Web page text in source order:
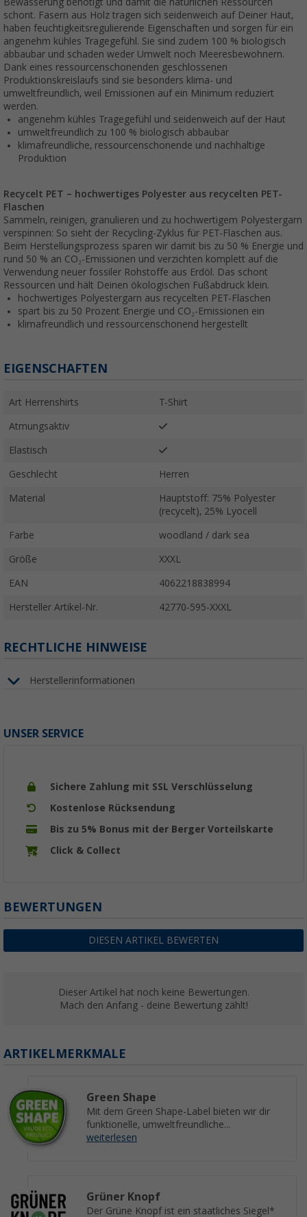
schont. Fasern aus Holz tragen sich seidenweich auf Deiner Haut,
haben feuchtigkeitsregulierende Eigenschaften und sorgen für ein
angenehm kühles Tragegefühl. Sie sind zudem 100 % biologisch
abbaubar und schaden weder Umwelt noch Meeresbewohnern.
Dank eines ressourcenschonenden geschlossenen
Produktionskreislaufs sind sie besonders klima- und
umweltfreundlich, weil Emissionen auf ein Minimum reduziert
werden.
angenehm kühles Tragegefühl und seidenweich auf der Haut
umweltfreundlich zu 100 % biologisch abbaubar
klimafreundliche, ressourcenschonende und nachhaltige
Produktion
Recycelt PET – hochwertiges Polyester aus recycelten PET-
Flaschen
Sammeln, reinigen, granulieren und zu hochwertigem Polyestergarn
verspinnen: So sieht der Recycling-Zyklus für PET-Flaschen aus.
Beim Herstellungsprozess sparen wir damit bis zu 50 % Energie und
rund 50 % an CO₂-Emissionen und verzichten komplett auf die
Verwendung neuer fossiler Rohstoffe aus Erdöl. Das schont
Ressourcen und hält Deinen ökologischen Fußabdruck klein.
hochwertiges Polyestergarn aus recycelten PET-Flaschen
spart bis zu 50 Prozent Energie und CO₂-Emissionen ein
klimafreundlich und ressourcenschonend hergestellt
EIGENSCHAFTEN
Art Herrenshirts T-Shirt
Atmungsaktiv
Elastisch
Geschlecht Herren
Material
Hauptstoff: 75% Polyester
(recycelt), 25% Lyocell
Farbe woodland / dark sea
Größe XXXL
EAN 4062218838994
Hersteller Artikel-Nr. 42770-595-XXXL
RECHTLICHE HINWEISE
Herstellerinformationen
UNSER SERVICE
Sichere Zahlung mit SSL Verschlüsselung
Kostenlose Rücksendung
Bis zu 5% Bonus mit der Berger Vorteilskarte
Click & Collect
BEWERTUNGEN
DIESEN ARTIKEL BEWERTEN
Dieser Artikel hat noch keine Bewertungen.
Mach den Anfang - deine Bewertung zählt!
ARTIKELMERKMALE
Green Shape
Mit dem Green Shape-Label bieten wir dir
funktionelle, umweltfreundliche...
weiterlesen
Grüner Knopf
Der Grüne Knopf ist ein staatliches Siegel*